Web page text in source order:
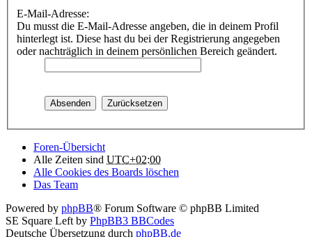
E-Mail-Adresse:
Du musst die E-Mail-Adresse angeben, die in deinem Profil
hinterlegt ist. Diese hast du bei der Registrierung angegeben
oder nachträglich in deinem persönlichen Bereich geändert.
Foren-Übersicht
Alle Zeiten sind UTC+02:00
Alle Cookies des Boards löschen
Das Team
Powered by phpBB® Forum Software © phpBB Limited
SE Square Left by PhpBB3 BBCodes
Deutsche Übersetzung durch phpBB.de